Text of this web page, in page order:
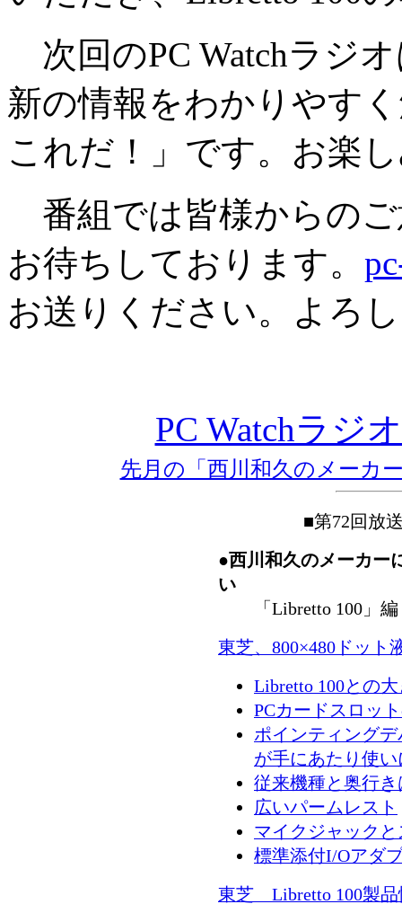
次回のPC Watchラジ
新の情報をわかりやす
これだ！」です。お楽
番組では皆様からの
お待ちしております。
お送りください。よろ
PC Watchラジ
先月の「西川和久のメーカ
■第72回放
●西川和久のメーカー
い
「Libretto 100」編
東芝、800×480ドット
Libretto 100との
PCカードスロッ
ポインティング
が手にあたり使
従来機種と奥行き
広いパームレスト
マイクジャック
標準添付I/Oアダ
東芝 Libretto 100製品